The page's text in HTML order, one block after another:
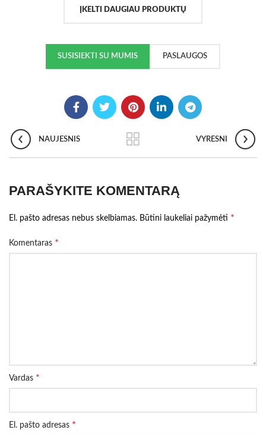
ĮKELTI DAUGIAU PRODUKTŲ
SUSISIEKTI SU MUMIS PASLAUGOS
NAUJESNIS VYRESNI
PARAŠYKITE KOMENTARĄ
El. pašto adresas nebus skelbiamas. Būtini laukeliai pažymėti *
Komentaras *
Vardas *
El. pašto adresas *